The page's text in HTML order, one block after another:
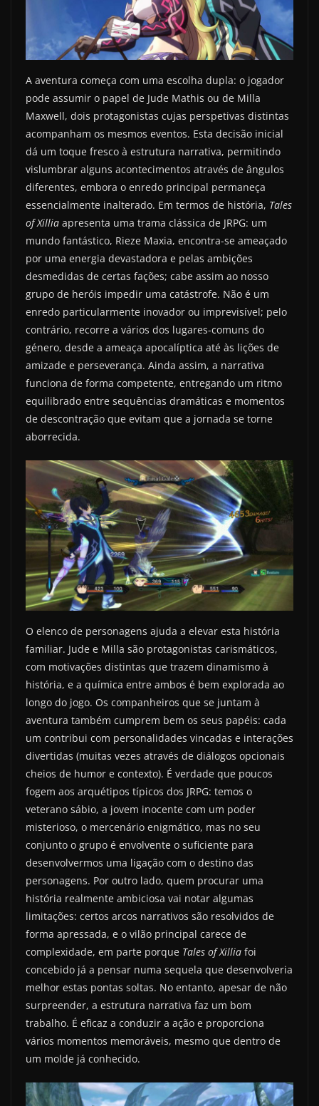
A aventura começa com uma escolha dupla: o jogador
pode assumir o papel de Jude Mathis ou de Milla
Maxwell, dois protagonistas cujas perspetivas distintas
acompanham os mesmos eventos. Esta decisão inicial
dá um toque fresco à estrutura narrativa, permitindo
vislumbrar alguns acontecimentos através de ângulos
diferentes, embora o enredo principal permaneça
essencialmente inalterado. Em termos de história, Tales
of Xillia apresenta uma trama clássica de JRPG: um
mundo fantástico, Rieze Maxia, encontra-se ameaçado
por uma energia devastadora e pelas ambições
desmedidas de certas fações; cabe assim ao nosso
grupo de heróis impedir uma catástrofe. Não é um
enredo particularmente inovador ou imprevisível; pelo
contrário, recorre a vários dos lugares-comuns do
género, desde a ameaça apocalíptica até às lições de
amizade e perseverança. Ainda assim, a narrativa
funciona de forma competente, entregando um ritmo
equilibrado entre sequências dramáticas e momentos
de descontração que evitam que a jornada se torne
aborrecida.
O elenco de personagens ajuda a elevar esta história
familiar. Jude e Milla são protagonistas carismáticos,
com motivações distintas que trazem dinamismo à
história, e a química entre ambos é bem explorada ao
longo do jogo. Os companheiros que se juntam à
aventura também cumprem bem os seus papéis: cada
um contribui com personalidades vincadas e interações
divertidas (muitas vezes através de diálogos opcionais
cheios de humor e contexto). É verdade que poucos
fogem aos arquétipos típicos dos JRPG: temos o
veterano sábio, a jovem inocente com um poder
misterioso, o mercenário enigmático, mas no seu
conjunto o grupo é envolvente o suficiente para
desenvolvermos uma ligação com o destino das
personagens. Por outro lado, quem procurar uma
história realmente ambiciosa vai notar algumas
limitações: certos arcos narrativos são resolvidos de
forma apressada, e o vilão principal carece de
complexidade, em parte porque Tales of Xillia foi
concebido já a pensar numa sequela que desenvolveria
melhor estas pontas soltas. No entanto, apesar de não
surpreender, a estrutura narrativa faz um bom
trabalho. É eficaz a conduzir a ação e proporciona
vários momentos memoráveis, mesmo que dentro de
um molde já conhecido.